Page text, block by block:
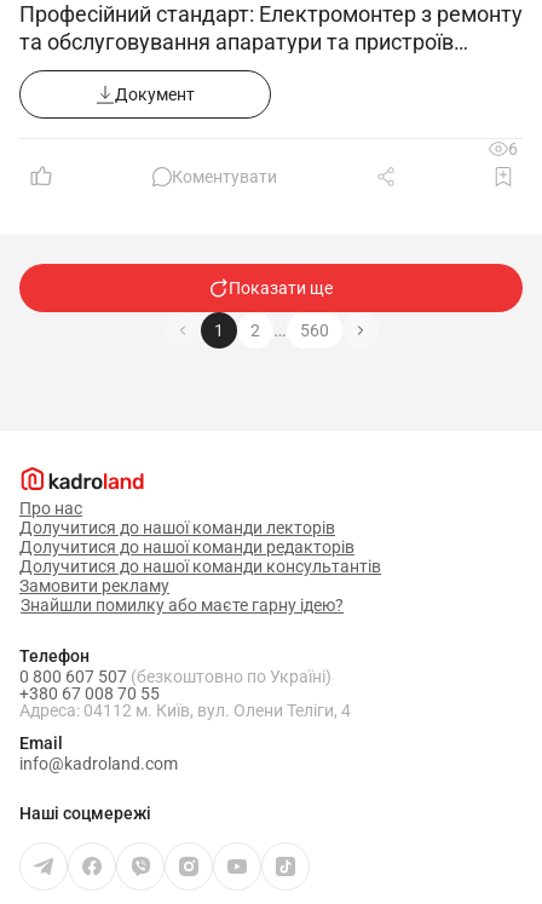
Професійний стандарт: Електромонтер з ремонту
та обслуговування апаратури та пристроїв
зв'язку
Документ
6
Коментувати
Показати ще
1 2 … 560
Про нас
Долучитися до нашої команди лекторів
Долучитися до нашої команди редакторів
Долучитися до нашої команди консультантів
Замовити рекламу
Знайшли помилку або маєте гарну ідею?
Телефон
0 800 607 507 (безкоштовно по Україні)
+380 67 008 70 55
Адреса: 04112 м. Київ, вул. Олени Теліги, 4
Email
info@kadroland.com
Наші соцмережі